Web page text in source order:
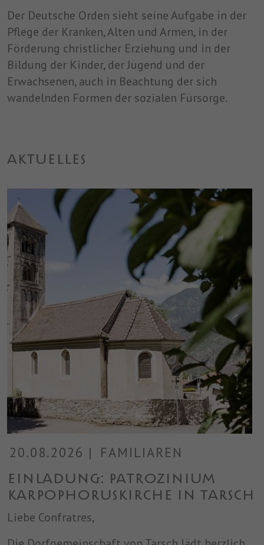
Der Deutsche Orden sieht seine Aufgabe in der
Pflege der Kranken, Alten und Armen, in der
Förderung christlicher Erziehung und in der
Bildung der Kinder, der Jugend und der
Erwachsenen, auch in Beachtung der sich
wandelnden Formen der sozialen Fürsorge.
AKTUELLES
20.08.2026 | FAMILIAREN
Einladung: Patrozinium
Karpophoruskirche in Tarsch
Liebe Confratres,